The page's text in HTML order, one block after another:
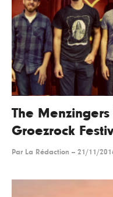
The
Groezrock
Par La Rédaction -- 21/11/